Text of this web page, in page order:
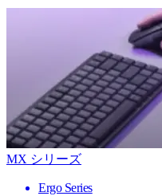
MX シリーズ
Ergo Series